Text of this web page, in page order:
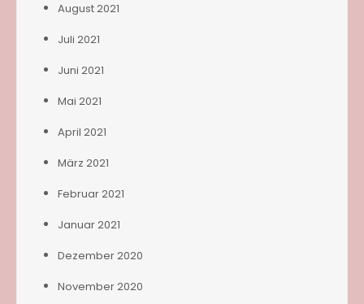
August 2021
Juli 2021
Juni 2021
Mai 2021
April 2021
März 2021
Februar 2021
Januar 2021
Dezember 2020
November 2020